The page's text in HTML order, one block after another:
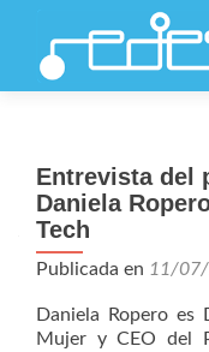
Entrevista del
Daniela
Tech
Publicada en 11/
Daniela Ropero
Mujer y CEO del